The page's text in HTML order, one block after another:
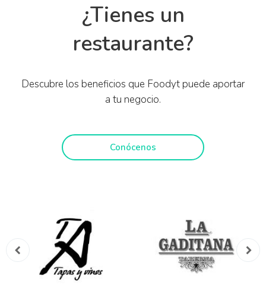
¿Tienes un
restaurante?
Descubre los beneficios que Foodyt puede aportar
a tu negocio.
Conócenos